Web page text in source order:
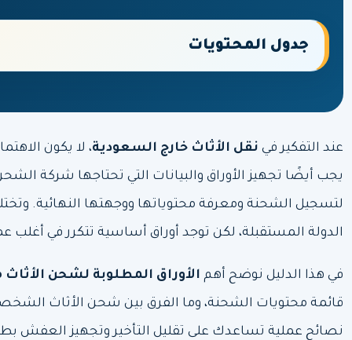
جدول المحتويات
عند التفكير في نقل الأثاث خارج السعودية، لا يكون
يجب أيضًا تجهيز الأوراق والبيانات التي تحتاجها شركة
لتسجيل الشحنة ومعرفة محتوياتها ووجهتها النهائية.
الدولة المستقبلة، لكن توجد أوراق أساسية تتكرر في
في هذا الدليل نوضح أهم الأوراق المطلوبة لشحن
قائمة محتويات الشحنة، وما الفرق بين شحن الأثاث
نصائح عملية تساعدك على تقليل التأخير وتجهيز العفش